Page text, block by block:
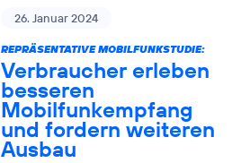
26. Januar 2024
REPRÄSENTATIVE MOBILFUNKSTUDIE:
Verbraucher erleben
besseren
Mobilfunkempfang
und fordern weiteren
Ausbau